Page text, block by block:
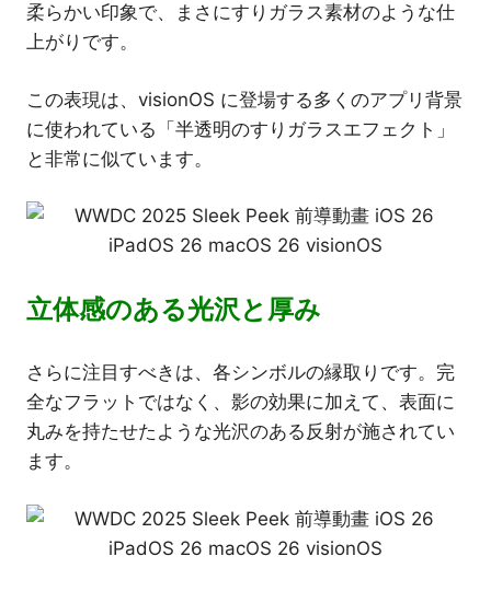
柔らかい印象で、まさにすりガラス素材のような仕
上がりです。
この表現は、visionOS に登場する多くのアプリ背景
に使われている「半透明のすりガラスエフェクト」
と非常に似ています。
立体感のある光沢と厚み
さらに注目すべきは、各シンボルの縁取りです。完
全なフラットではなく、影の効果に加えて、表面に
丸みを持たせたような光沢のある反射が施されてい
ます。